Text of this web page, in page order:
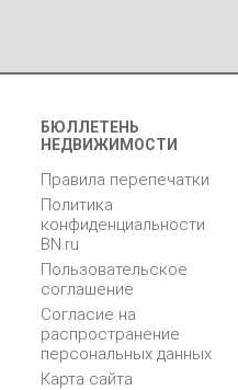
БЮЛЛЕТЕНЬ
НЕДВИЖИМОСТИ
Правила перепечатки
Политика
конфиденциальности
BN.ru
Пользовательское
соглашение
Согласие на
распространение
персональных данных
Карта сайта